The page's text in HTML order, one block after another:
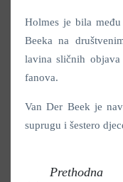
Holmes je bila
Beeka na
lavina sličnih
fanova.
Van Der Beek je
suprugu i šestero
Prethodna